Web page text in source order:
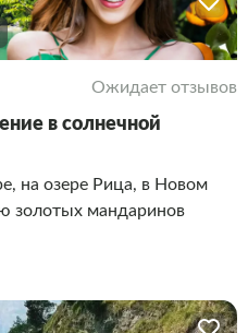
Ожидает отзывов
в солнечной
на озере Рица, в Новом
золотых мандаринов